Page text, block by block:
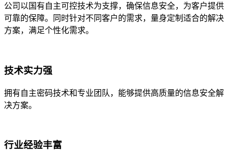
公司以国有自主可控技术为支撑，确保信息安全，为客户提供
可靠的保障。同时针对不同客户的需求，量身定制适合的解决
方案，满足个性化需求。
技术实力强
拥有自主密码技术和专业团队，能够提供高质量的信息安全解
决方案。
行业经验丰富